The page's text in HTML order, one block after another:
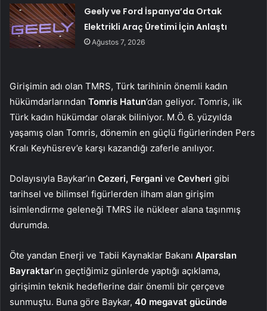
Geely ve Ford İspanya’da Ortak
Elektrikli Araç Üretimi İçin Anlaştı
Ağustos 7, 2026
Girişimin adı olan TMRS, Türk tarihinin önemli kadın
hükümdarlarından Tomris Hatun’dan geliyor. Tomris, ilk
Türk kadın hükümdar olarak biliniyor. M.Ö. 6. yüzyılda
yaşamış olan Tomris, dönemin en güçlü figürlerinden Pers
Kralı Keyhüsrev’e karşı kazandığı zaferle anılıyor.
Dolayısıyla Baykar’ın Cezeri, Fergani ve Cevheri gibi
tarihsel ve bilimsel figürlerden ilham alan girişim
isimlendirme geleneği TMRS ile nükleer alana taşınmış
durumda.
Öte yandan Enerji ve Tabii Kaynaklar Bakanı Alparslan
Bayraktar’ın geçtiğimiz günlerde yaptığı açıklama,
girişimin teknik hedeflerine dair önemli bir çerçeve
sunmuştu. Buna göre Baykar, 40 megavat gücünde